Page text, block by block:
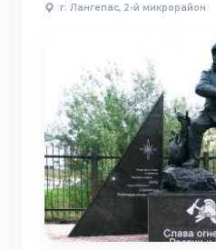
г. Лангепас, 2-й микрорайон